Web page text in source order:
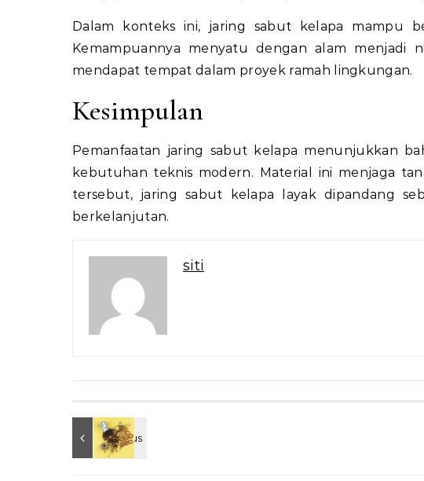
Dalam konteks ini, jaring sabut kelapa mampu
Kemampuannya menyatu dengan alam
mendapat tempat dalam proyek ramah lingkungan.
Kesimpulan
Pemanfaatan jaring sabut kelapa menunjukkan
kebutuhan teknis modern. Material ini menjaga
tersebut, jaring sabut kelapa layak dipandang
berkelanjutan.
siti